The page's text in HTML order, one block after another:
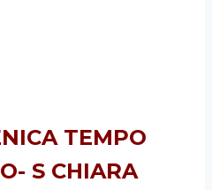
TEMPO
S CHIARA